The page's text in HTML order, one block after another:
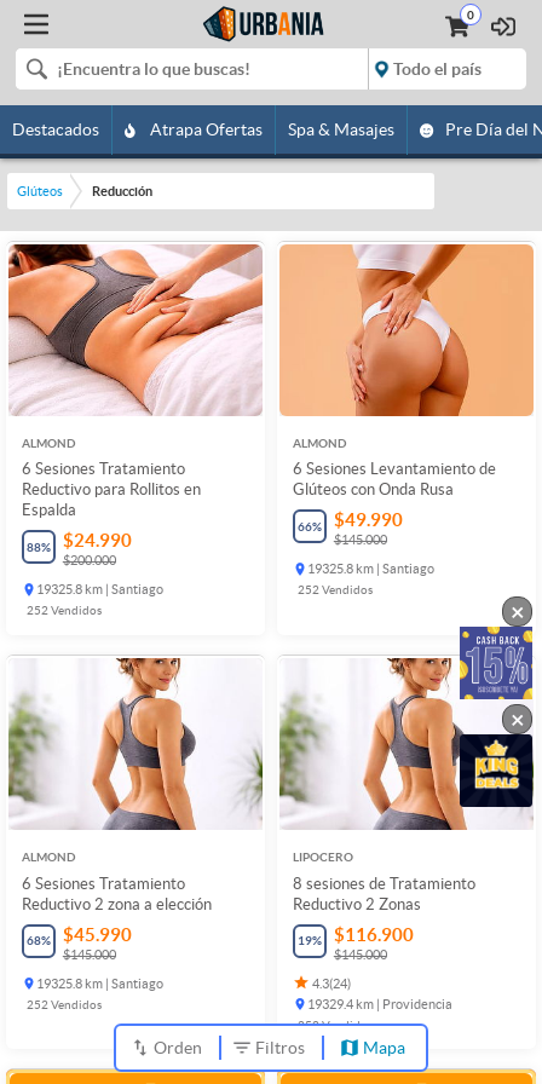
0
Destacados Atrapa Ofertas Spa & Masajes Pre Día del
Glúteos Reducción
ALMOND
6 Sesiones Tratamiento
Reductivo para Rollitos en
Espalda
88% $24.990
$200.000
19325.8 km | Santiago
252 Vendidos
ALMOND
6 Sesiones Levantamiento de
Glúteos con Onda Rusa
66% $49.990
$145.000
19325.8 km | Santiago
252 Vendidos
ALMOND
6 Sesiones Tratamiento
Reductivo 2 zona a elección
68% $45.990
$145.000
19325.8 km | Santiago
252 Vendidos
LIPOCERO
8 sesiones de Tratamiento
Reductivo 2 Zonas
19% $116.900
$145.000
4.3(24)
19329.4 km | Providencia
252Vendidos
Orden Filtros Mapa
×
×